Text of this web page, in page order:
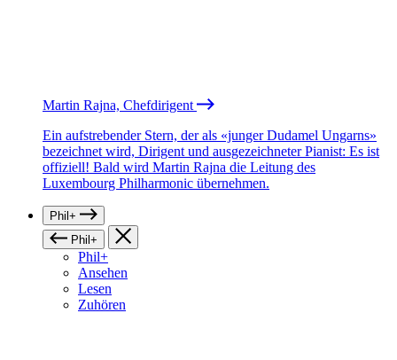
Martin Rajna, Chefdirigent
Ein aufstrebender Stern, der als «junger Dudamel Ungarns»
bezeichnet wird, Dirigent und ausgezeichneter Pianist: Es ist
offiziell! Bald wird Martin Rajna die Leitung des
Luxembourg Philharmonic übernehmen.
Phil+
Phil+
Phil+
Ansehen
Lesen
Zuhören